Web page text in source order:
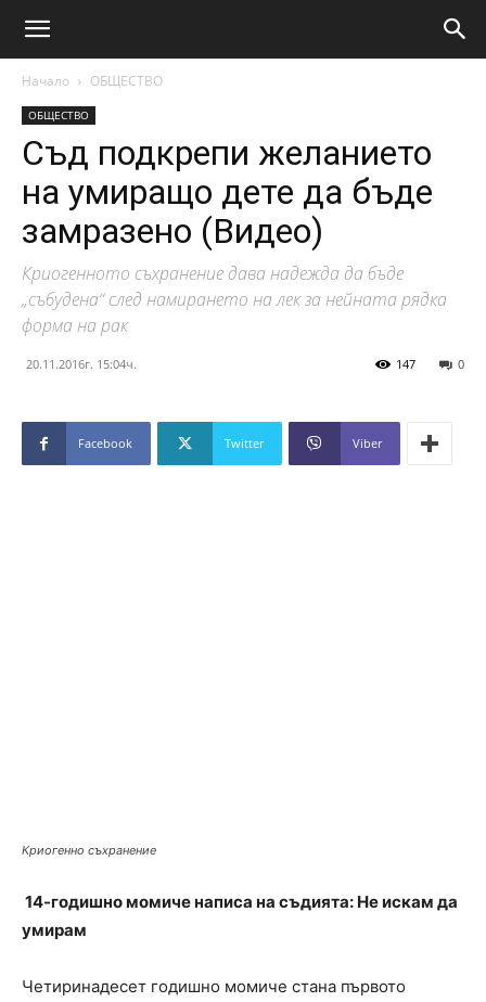
Начало ОБЩЕСТВО
ОБЩЕСТВО
Съд подкрепи желанието
на умиращо дете да бъде
замразено (Видео)
Криогенното съхранение дава надежда да бъде
„събудена“ след намирането на лек за нейната рядка
форма на рак
20.11.2016г. 15:04ч. 0
147
Facebook Twitter Viber
Криогенно съхранение
14-годишно момиче написа на съдията: Не искам да
умирам
Четиринадесет годишно момиче стана първото